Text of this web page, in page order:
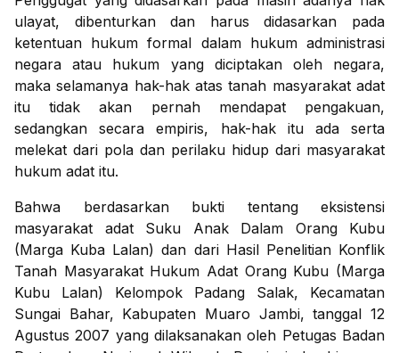
ulayat, dibenturkan dan harus didasarkan pada
ketentuan hukum formal dalam hukum administrasi
negara atau hukum yang diciptakan oleh negara,
maka selamanya hak-hak atas tanah masyarakat adat
itu tidak akan pernah mendapat pengakuan,
sedangkan secara empiris, hak-hak itu ada serta
melekat dari pola dan perilaku hidup dari masyarakat
hukum adat itu.
Bahwa berdasarkan bukti tentang eksistensi
masyarakat adat Suku Anak Dalam Orang Kubu
(Marga Kuba Lalan) dan dari Hasil Penelitian Konflik
Tanah Masyarakat Hukum Adat Orang Kubu (Marga
Kubu Lalan) Kelompok Padang Salak, Kecamatan
Sungai Bahar, Kabupaten Muaro Jambi, tanggal 12
Agustus 2007 yang dilaksanakan oleh Petugas Badan